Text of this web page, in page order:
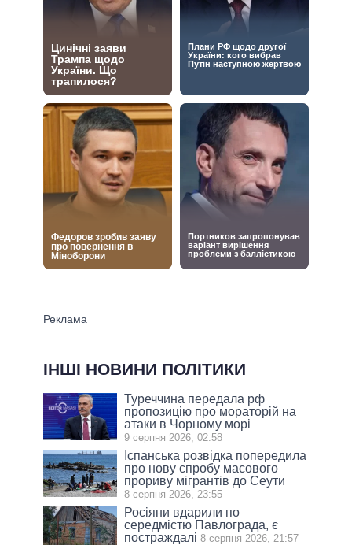
ІНШІ НОВИНИ ПОЛІТИКИ
Туреччина передала рф
пропозицію про мораторій на
атаки в Чорному морі
9 серпня 2026, 02:58
Іспанська розвідка попередила
про нову спробу масового
прориву мігрантів до Сеути
8 серпня 2026, 23:55
Росіяни вдарили по
середмістю Павлограда, є
постраждалі 8 серпня 2026, 21:57